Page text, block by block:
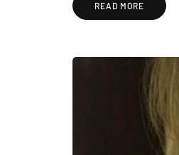
READ MORE